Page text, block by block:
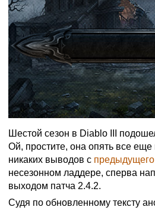
Шестой сезон в Diablo III
Ой, простите, она опять все
никаких выводов с предыдущего
несезонном ладдере, сперва
выходом патча 2.4.2.
Судя по обновленному тексту